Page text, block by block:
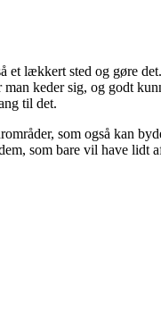
et lækkert sted og gøre
keder sig, og godt
til det.
som også kan
som bare vil have lidt